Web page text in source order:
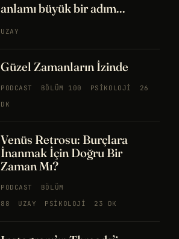
anlamı büyük bir adım...
UZAY
Güzel Zamanların İzinde
PODCAST BÖLÜM 100 PSIKOLOJI
26
DK
Venüs Retrosu: Burçlara
İnanmak İçin Doğru Bir
Zaman Mı?
PODCAST
BÖLÜM
88
UZAY PSIKOLOJI 23 DK